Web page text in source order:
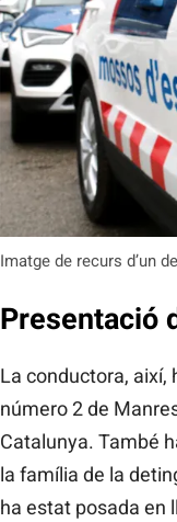
Imatge de recurs d’un
Presentació
La conductora, així,
número 2 de
Catalunya. També
la família de la
ha estat posada en